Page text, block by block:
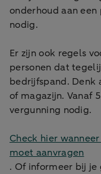
onderhoud aan
nodig.
Er zijn ook regels
personen dat
bedrijfspand. Denk
of magazijn. Vanaf
vergunning nodig.
Check hier
moet aanvragen
. Of informeer bij je